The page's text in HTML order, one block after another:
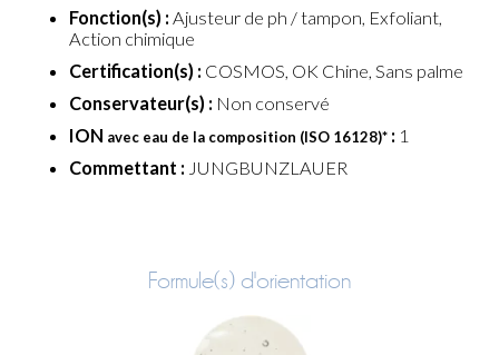
Fonction(s) : Ajusteur de ph / tampon, Exfoliant,
Action chimique
Certification(s) : COSMOS, OK Chine, Sans palme
Conservateur(s) : Non conservé
ION avec eau de la composition (ISO 16128)* : 1
Commettant : JUNGBUNZLAUER
Formule(s) d'orientation